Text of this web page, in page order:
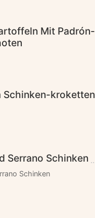
Mit Padrón-
Schinken-kroketten
Serrano Schinken
Schinken